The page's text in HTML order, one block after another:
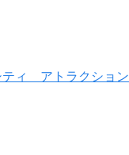
ティ アトラクショ